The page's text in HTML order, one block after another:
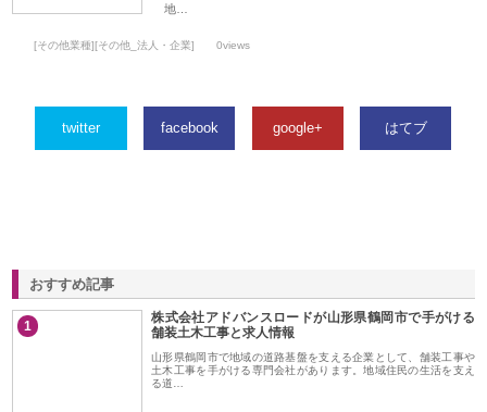
地…
[その他業種][その他_法人・企業] 0views
twitter facebook google+ はてブ
おすすめ記事
1
株式会社アドバンスロードが山形県鶴岡市で手がける
舗装土木工事と求人情報
山形県鶴岡市で地域の道路基盤を支える企業として、舗装工事や
土木工事を手がける専門会社があります。地域住民の生活を支え
る道…